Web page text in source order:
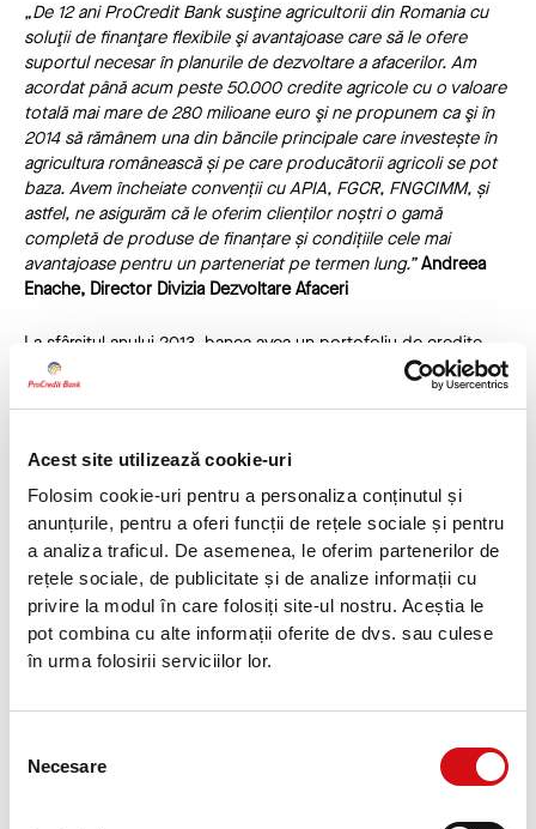
Acest site utilizează cookie-uri
Folosim cookie-uri pentru a personaliza conținutul și
anunțurile, pentru a oferi funcții de rețele sociale și pentru
a analiza traficul. De asemenea, le oferim partenerilor de
rețele sociale, de publicitate și de analize informații cu
privire la modul în care folosiți site-ul nostru. Aceștia le
pot combina cu alte informații oferite de dvs. sau culese
în urma folosirii serviciilor lor.
consimțământului
Necesare
„De 12 ani ProCredit Bank susţine agricultorii din Romania cu
soluţii de finanţare flexibile şi avantajoase care să le ofere
suportul necesar în planurile de dezvoltare a afacerilor. Am
acordat până acum peste 50.000 credite agricole cu o valoare
totală mai mare de 280 milioane euro şi ne propunem ca şi în
2014 să rămânem una din băncile principale care investește în
agricultura românească și pe care producătorii agricoli se pot
baza. Avem încheiate convenții cu APIA, FGCR, FNGCIMM, și
astfel, ne asigurăm că le oferim clienților noștri o gamă
completă de produse de finanțare și condițiile cele mai
avantajoase pentru un parteneriat pe termen lung.”Andreea
Enache, Director Divizia Dezvoltare Afaceri
La sfârșitul anului 2013, banca avea un portofoliu de credite
agricole în derulare în valoare
de 82,8 milioane Euro,
înregistrând o creștere de
față de anul 2012. Din total
Bank în susținerea sectorului agricol din România.
Pentru mai multe informaţii:
Dragoș Calcan – Ofițer Relații Publice
ProCredit Bank România